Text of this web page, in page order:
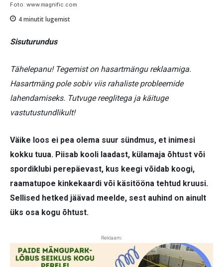
Foto: www.magnific.com
4minutit lugemist
Sisuturundus
Tähelepanu! Tegemist on hasartmängu reklaamiga.
Hasartmäng pole sobiv viis rahaliste probleemide
lahendamiseks. Tutvuge reeglitega ja käituge
vastutustundlikult!
Väike loos ei pea olema suur sündmus, et inimesi
kokku tuua. Piisab kooli laadast, külamaja õhtust või
spordiklubi perepäevast, kus keegi võidab koogi,
raamatupoe kinkekaardi või käsitööna tehtud kruusi.
Sellised hetked jäävad meelde, sest auhind on ainult
üks osa kogu õhtust.
Reklaam: